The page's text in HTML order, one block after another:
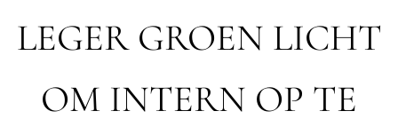
LEGER GROEN LICHT
OM INTERN OP TE